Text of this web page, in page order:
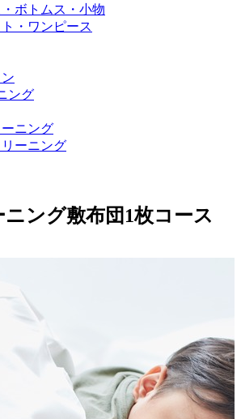
・ボトムス・小物
・ワンピース
ング
ニング
ーニング
ング敷布団1枚コース